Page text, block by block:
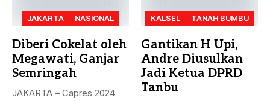
JAKARTA NASIONAL
Diberi Cokelat oleh
Megawati, Ganjar
Semringah
JAKARTA – Capres 2024
KALSEL TANAH BUMBU
Gantikan H Upi,
Andre Diusulkan
Jadi Ketua DPRD
Tanbu